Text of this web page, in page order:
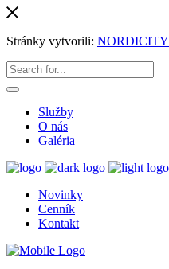
Stránky vytvorili: NORDICITY
Služby
O nás
Galéria
Novinky
Cenník
Kontakt